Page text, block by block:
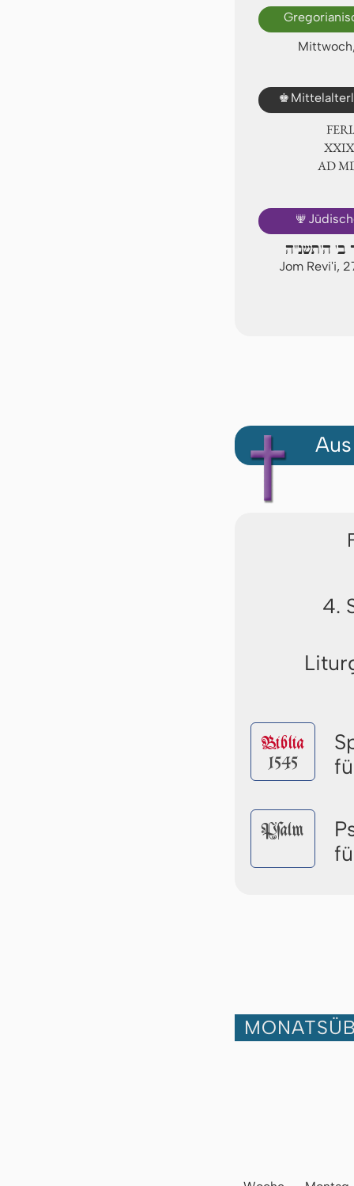
♚
ⅩⅩⅨ.
AD
🕎
ב' ה'תשנ"ה
Jom Revi'i,
4.
Biblia
1545
Pſalm